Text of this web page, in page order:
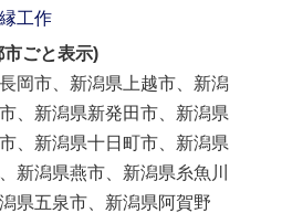
工作
ごと表示)
岡市、新潟県上越市、新潟
、新潟県新発田市、新潟県
、新潟県十日町市、新潟県
新潟県燕市、新潟県糸魚川
県五泉市、新潟県阿賀野